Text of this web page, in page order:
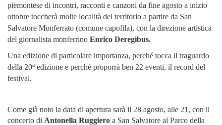
piemontese di incontri, racconti e canzoni da fine agosto a inizio
ottobre toccherà molte località del territorio a partire da San
Salvatore Monferrato (comune capofila), con la direzione artistica
del giornalista monferrino Enrico Deregibus.
Una edizione di particolare importanza, perché tocca il traguardo
della 20a edizione e perché proporrà ben 22 eventi, il record del
festival.
Come già noto la data di apertura sarà il 28 agosto, alle 21, con il
concerto di Antonella Ruggiero a San Salvatore al Parco della